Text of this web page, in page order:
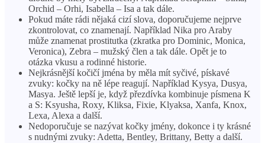
Orchid – Orhi, Isabella – Isa a tak dále.
Pokud máte rádi nějaká cizí slova, doporučujeme nejprve
zkontrolovat, co znamenají. Například Nika pro Araby
může znamenat prostitutka (zkratka pro Dominic, Monica,
Veronica), Zebra – mužský člen a tak dále. Opět je to
otázka vkusu a rodinné historie.
Nejkrásnější kočičí jména by měla mít syčivé, pískavé
zvuky: kočky na ně lépe reagují. Například Kysya, Dusya,
Masya. Ještě lepší je, když přezdívka kombinuje písmena K
a S: Ksyusha, Roxy, Kliksa, Fixie, Klyaksa, Xanfa, Knox,
Lexa, Alexa a další.
Nedoporučuje se nazývat kočky jmény, dokonce i ty krásné
s nudnými zvuky: Adetta, Bentley, Brittany, Betty a další.